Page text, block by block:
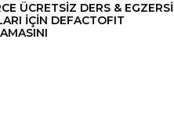
ÜCRETSİZ DERS &
İÇİN DEFACTOFIT